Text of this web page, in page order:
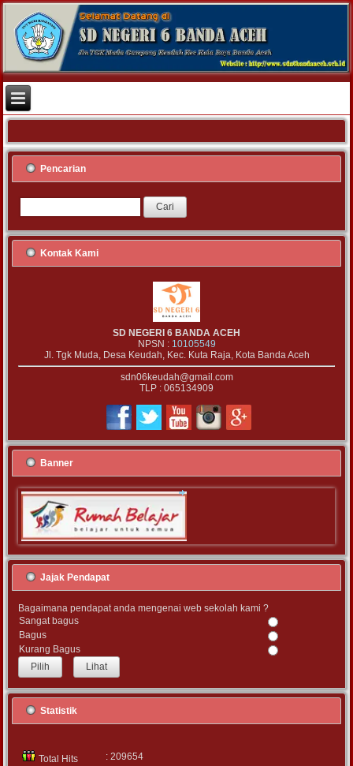
Pencarian
Kontak Kami
SD NEGERI 6 BANDA ACEH
NPSN : 10105549
Jl. Tgk Muda, Desa Keudah, Kec. Kuta Raja, Kota Banda Aceh
sdn06keudah@gmail.com
TLP : 065134909
Banner
Jajak Pendapat
Bagaimana pendapat anda mengenai web sekolah kami ?
Sangat bagus
Bagus
Kurang Bagus
Lihat
Statistik
Total Hits
: 209654